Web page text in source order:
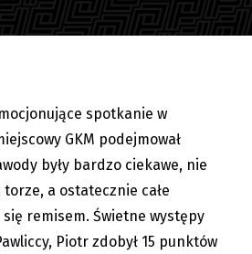
spotkanie w
GKM podejmował
były bardzo ciekawe, nie
torze, a ostatecznie całe
się remisem. Świetne występy
Piotr zdobył 15 punktów